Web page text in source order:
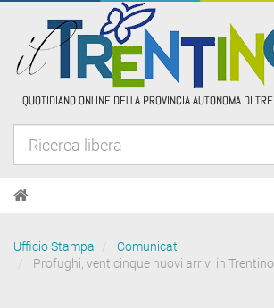
Ufficio Stampa
Comunicati
Profughi, venticinque nuovi arrivi in Trentino